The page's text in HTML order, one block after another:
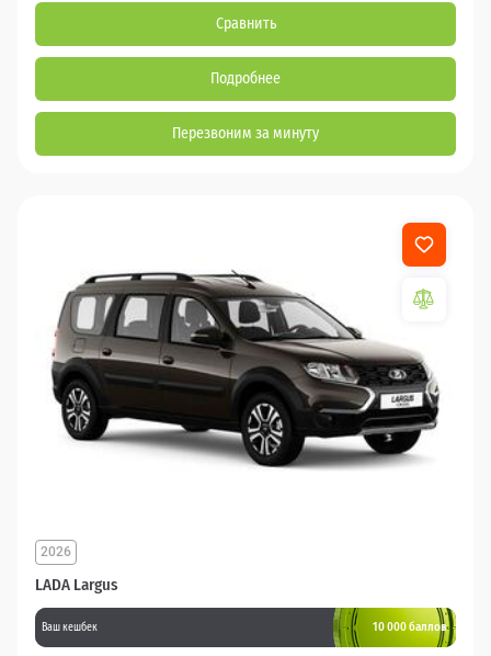
Сравнить
Подробнее
Перезвоним за минуту
LADA Largus
2026
Ваш кешбек 10 000 баллов